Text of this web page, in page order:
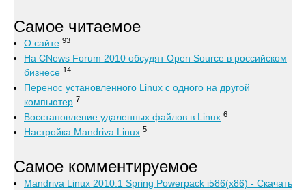
Самое читаемое
О сайте 93
На CNews Forum 2010 обсудят Open Source в российском
бизнесе 14
Перенос установленного Linux с одного на другой
компьютер 7
Восстановление удаленных файлов в Linux 6
Настройка Mandriva Linux 5
Самое комментируемое
Mandriva Linux 2010.1 Spring Powerpack i586(x86) - Скачать